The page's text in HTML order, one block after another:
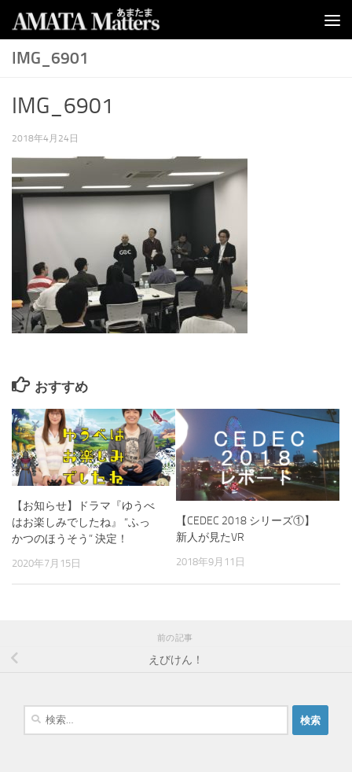
コンテンツへスキップ
IMG_6901
IMG_6901
2018年4月24日
おすすめ
【お知らせ】ドラマ『ゆうべ
はお楽しみでしたね』 “ふっ
かつのほうそう” 決定！
2020年7月15日
【CEDEC 2018 シリーズ①】
新人が見たVR
2018年9月11日
前の記事
えびけん！
検